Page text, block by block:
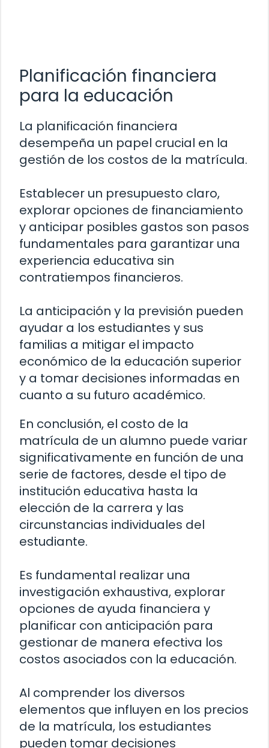
Planificación financiera
para la educación
La planificación financiera
desempeña un papel crucial en la
gestión de los costos de la matrícula.
Establecer un presupuesto claro,
explorar opciones de financiamiento
y anticipar posibles gastos son pasos
fundamentales para garantizar una
experiencia educativa sin
contratiempos financieros.
La anticipación y la previsión pueden
ayudar a los estudiantes y sus
familias a mitigar el impacto
económico de la educación superior
y a tomar decisiones informadas en
cuanto a su futuro académico.
En conclusión, el costo de la
matrícula de un alumno puede variar
significativamente en función de una
serie de factores, desde el tipo de
institución educativa hasta la
elección de la carrera y las
circunstancias individuales del
estudiante.
Es fundamental realizar una
investigación exhaustiva, explorar
opciones de ayuda financiera y
planificar con anticipación para
gestionar de manera efectiva los
costos asociados con la educación.
Al comprender los diversos
elementos que influyen en los precios
de la matrícula, los estudiantes
pueden tomar decisiones